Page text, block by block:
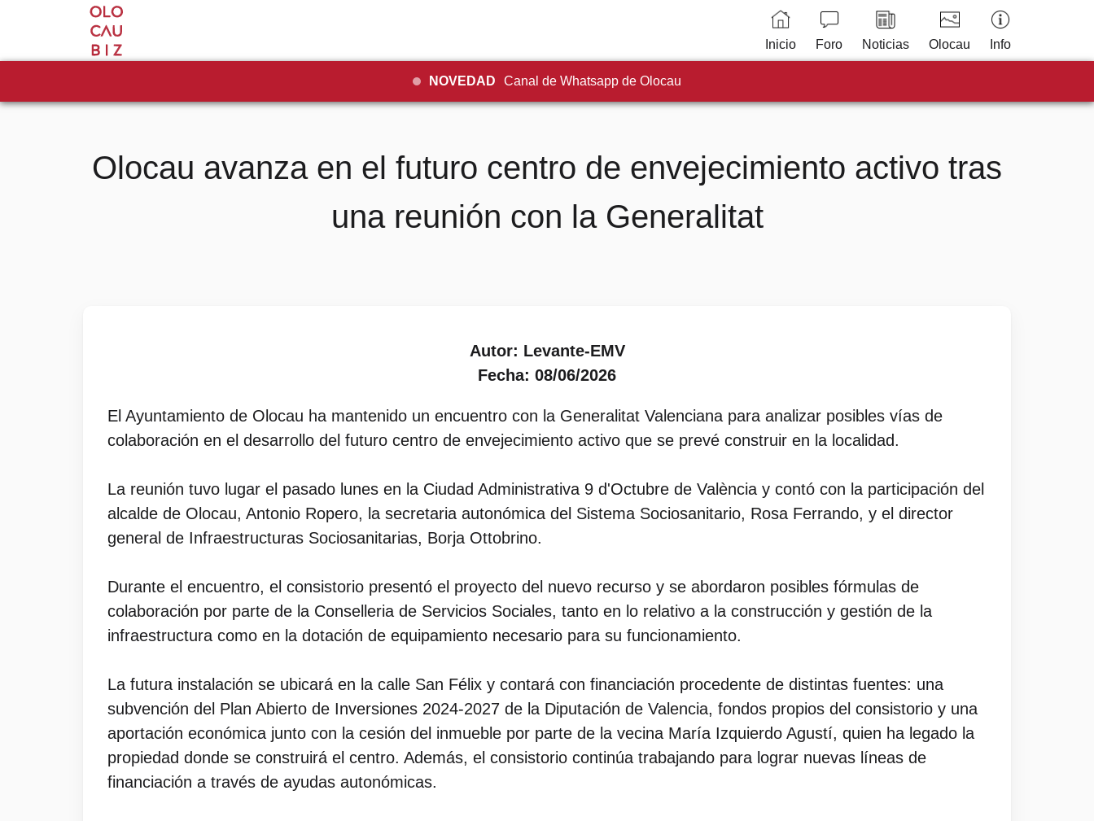
Inicio Foro Noticias Olocau Info
NOVEDAD Canal de Whatsapp de Olocau
Olocau avanza en el futuro centro de envejecimiento activo tras
una reunión con la Generalitat
Autor: Levante-EMV
Fecha: 08/06/2026
El Ayuntamiento de Olocau ha mantenido un encuentro con la Generalitat Valenciana para analizar posibles vías de
colaboración en el desarrollo del futuro centro de envejecimiento activo que se prevé construir en la localidad.
La reunión tuvo lugar el pasado lunes en la Ciudad Administrativa 9 d'Octubre de València y contó con la participación del
alcalde de Olocau, Antonio Ropero, la secretaria autonómica del Sistema Sociosanitario, Rosa Ferrando, y el director
general de Infraestructuras Sociosanitarias, Borja Ottobrino.
Durante el encuentro, el consistorio presentó el proyecto del nuevo recurso y se abordaron posibles fórmulas de
colaboración por parte de la Conselleria de Servicios Sociales, tanto en lo relativo a la construcción y gestión de la
infraestructura como en la dotación de equipamiento necesario para su funcionamiento.
La futura instalación se ubicará en la calle San Félix y contará con financiación procedente de distintas fuentes: una
subvención del Plan Abierto de Inversiones 2024-2027 de la Diputación de Valencia, fondos propios del consistorio y una
aportación económica junto con la cesión del inmueble por parte de la vecina María Izquierdo Agustí, quien ha legado la
propiedad donde se construirá el centro. Además, el consistorio continúa trabajando para lograr nuevas líneas de
financiación a través de ayudas autonómicas.